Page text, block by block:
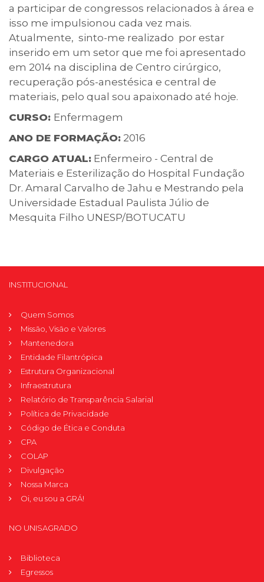
a participar de congressos relacionados à área e
isso me impulsionou cada vez mais.
Atualmente, sinto-me realizado por estar
inserido em um setor que me foi apresentado
em 2014 na disciplina de Centro cirúrgico,
recuperação pós-anestésica e central de
materiais, pelo qual sou apaixonado até hoje.
CURSO: Enfermagem
ANO DE FORMAÇÃO: 2016
CARGO ATUAL: Enfermeiro - Central de
Materiais e Esterilização do Hospital Fundação
Dr. Amaral Carvalho de Jahu e Mestrando pela
Universidade Estadual Paulista Júlio de
Mesquita Filho UNESP/BOTUCATU
INSTITUCIONAL
Quem Somos
Missão, Visão e Valores
Mantenedora
Entidade Filantrópica
Estrutura Organizacional
Infraestrutura
Relatório de Transparência Salarial
Política de Privacidade
Código de Ética e Conduta
CPA
COLAP
Divulgação
Nossa Marca
Oi, eu sou a GRÁ!
NO UNISAGRADO
Biblioteca
Egressos